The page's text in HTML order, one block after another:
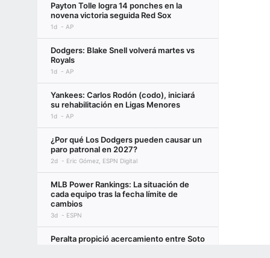
Payton Tolle logra 14 ponches en la
novena victoria seguida Red Sox
1d AP
Dodgers: Blake Snell volverá martes vs
Royals
1d AP
Yankees: Carlos Rodón (codo), iniciará
su rehabilitación en Ligas Menores
1d AP
¿Por qué Los Dodgers pueden causar un
paro patronal en 2027?
2d Eric Gómez, ESPN Digital
MLB Power Rankings: La situación de
cada equipo tras la fecha límite de
cambios
3d ESPN
Peralta propició acercamiento entre Soto